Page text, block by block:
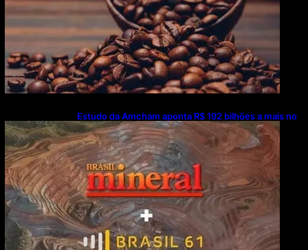
Estudo da Amcham aponta R$ 192 bilhões a mais no
PIB